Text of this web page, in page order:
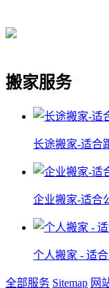
搬家服务
长途搬家-适合
企业搬家-适合
个人搬家 - 适
全部服务 Sitemap 网